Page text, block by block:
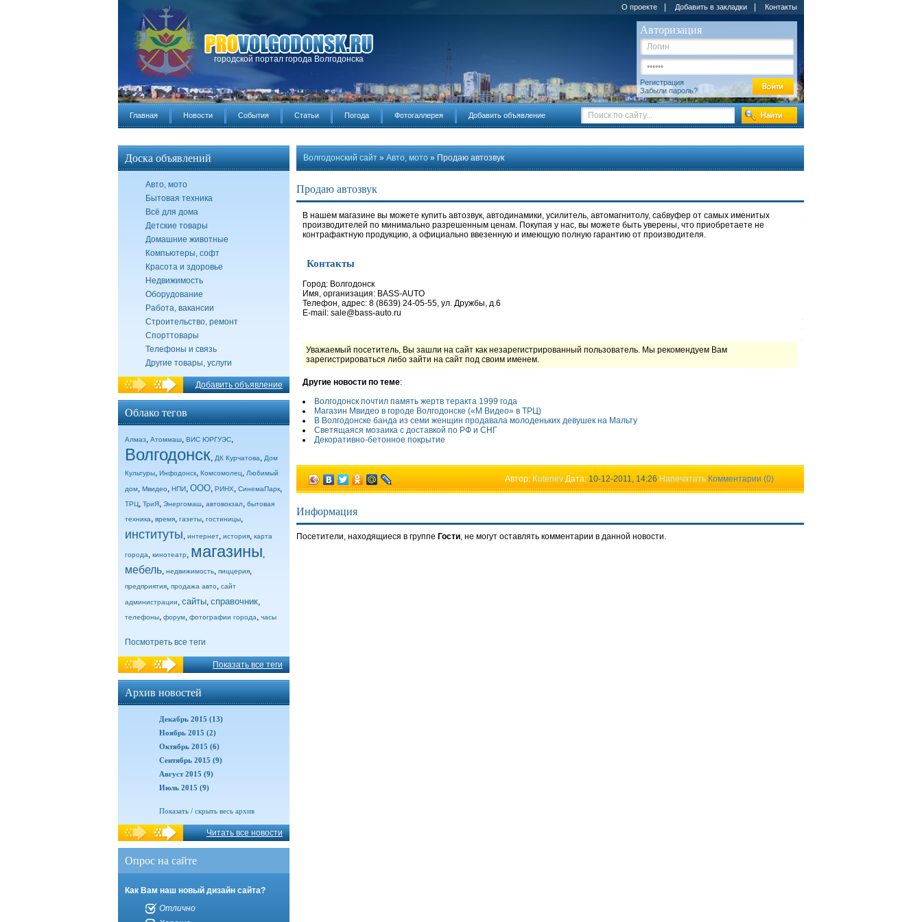
городской портал города Волгодонска
О проекте Добавить в закладки Контакты
Авторизация
Регистрация
Забыли пароль?
Главная Новости События Статьи Погода Фотогаллерея Добавить объявление
Доска объявлений
Авто, мото
Бытовая техника
Всё для дома
Детские товары
Домашние животные
Компьютеры, софт
Красота и здоровье
Недвижимость
Оборудование
Работа, вакансии
Строительство, ремонт
Спорттовары
Телефоны и связь
Другие товары, услуги
Добавить объявление
Облако тегов
Алмаз, Атоммаш, ВИС ЮРГУЭС,
Волгодонск, ДК Курчатова, Дом
Культуры, Инфодонск, Комсомолец, Любимый
дом, Мвидео, НПИ, ООО, РИНХ, СинемаПарк,
ТРЦ, ТриЯ, Энергомаш, автовокзал, бытовая
техника, время, газеты, гостиницы,
институты, интернет, история, карта
города, кинотеатр, магазины,
мебель, недвижимость, пиццерия,
предприятия, продажа авто, сайт
администрации, сайты, справочник,
телефоны, форум, фотографии города, часы
Посмотреть все теги
Показать все теги
Архив новостей
Декабрь 2015 (13)
Ноябрь 2015 (2)
Октябрь 2015 (6)
Сентябрь 2015 (9)
Август 2015 (9)
Июль 2015 (9)
Показать / скрыть весь архив
Читать все новости
Опрос на сайте
Как Вам наш новый дизайн сайта?
Отлично
Волгодонский сайт » Авто, мото » Продаю автозвук
Продаю автозвук
В нашем магазине вы можете купить автозвук, автодинамики, усилитель, автомагнитолу, сабвуфер от самых именитых
производителей по минимально разрешенным ценам. Покупая у нас, вы можете быть уверены, что приобретаете не
контрафактную продукцию, а официально ввезенную и имеющую полную гарантию от производителя.
Контакты
Город: Волгодонск
Имя, организация: BASS-AUTO
Телефон, адрес: 8 (8639) 24-05-55, ул. Дружбы, д.6
E-mail: sale@bass-auto.ru
Уважаемый посетитель, Вы зашли на сайт как незарегистрированный пользователь. Мы рекомендуем Вам
зарегистрироваться либо зайти на сайт под своим именем.
Другие новости по теме:
Волгодонск почтил память жертв теракта 1999 года
Магазин Мвидео в городе Волгодонске («М Видео» в ТРЦ)
В Волгодонске банда из семи женщин продавала молоденьких девушек на Мальту
Светящаяся мозаика с доставкой по РФ и СНГ
Декоративно-бетонное покрытие
Автор: Kutenev Дата: 10-12-2011, 14:26 Напечатать Комментарии (0)
Информация
Посетители, находящиеся в группе Гости, не могут оставлять комментарии в данной новости.